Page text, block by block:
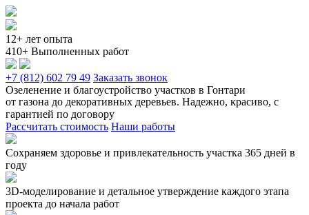
12+ лет опыта
410+ Выполненных работ
+7 (812) 602 79 49 Заказать звонок
Озеленение и благоустройство участков в Гонтари
от газона до декоративных деревьев. Надежно, красиво, с
гарантией по договору
Рассчитать стоимость Наши работы
Сохраняем здоровье и привлекательность участка 365 дней в
году
3D-моделирование и детальное утверждение каждого этапа
проекта до начала работ